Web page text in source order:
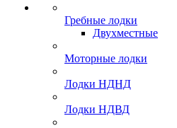
Гребные лодки
Двухместные
Моторные лодки
Лодки НДНД
Лодки НДВД